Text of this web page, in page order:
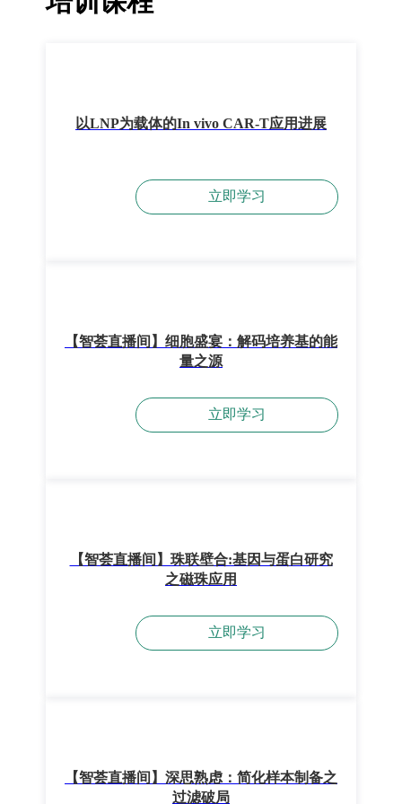
以LNP为载体的In vivo CAR-T应用进展
立即学习
【智荟直播间】细胞盛宴：解码培养基的能
量之源
立即学习
【智荟直播间】珠联壁合:基因与蛋白研究
之磁珠应用
立即学习
【智荟直播间】深思熟虑：简化样本制备之
过滤破局